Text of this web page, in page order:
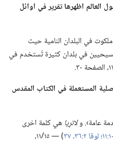
العالم اظهرها تقريرفي اوائل
الى اكثر من ١١٬٠٠٠ قاعة ملكوت في البلدان النامية حيث
في بلدان كثيرة تُستخدم في
المستعملة في الكتاب المقدس
عامة›.‏ ولاترِيا هي كلمة اخرى
لوقا ٢:‏٣٦،‏ ٣٧
‏)‏ —‏ ١٥/‏١١،‏